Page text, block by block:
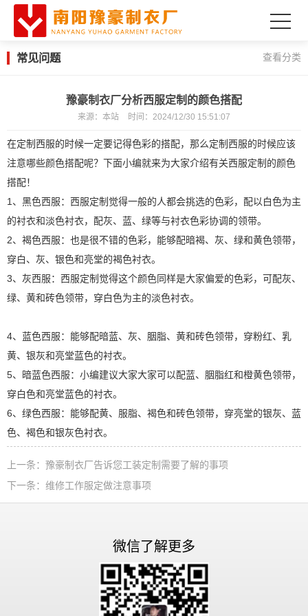
常见问题 查看分类
豫豪制衣厂分析西服定制的颜色搭配
来源： 本站 时间： 2024/12/30 15:51:07
在定制西服的时候一定要记得色彩的搭配，那么定制西服的时候应该
注意哪些颜色搭配呢？下面小编就来为大家介绍有关西服定制的颜色
搭配！
1、黑色西服：西服定制觉得一般的人都会挑选的色彩，配以白色为主
的衬衣和淡色衬衣，配灰、蓝、绿等与衬衣色彩协调的领带。
2、褐色西服：也是很不错的色彩，能够配暗褐、灰、绿和黄色领带，
穿白、灰、银色和亮堂的褐色衬衣。
3、灰西服：西服定制觉得这个颜色同样是大家偏爱的色彩，可配灰、
绿、黄和砖色领带，穿白色为主的淡色衬衣。
4、蓝色西服：能够配暗蓝、灰、胭脂、黄和砖色领带，穿粉红、乳
黄、银灰和亮堂蓝色的衬衣。
5、暗蓝色西服：小编建议大家大家可以配蓝、胭脂红和橙黄色领带，
穿白色和亮堂蓝色的衬衣。
6、绿色西服：能够配黄、服脂、褐色和砖色领带，穿亮堂的银灰、蓝
色、褐色和银灰色衬衣。
上一条： 豫豪制衣厂告诉您工装定制需要了解的事项
下一条： 维修工作服定做注意事项
微信了解更多